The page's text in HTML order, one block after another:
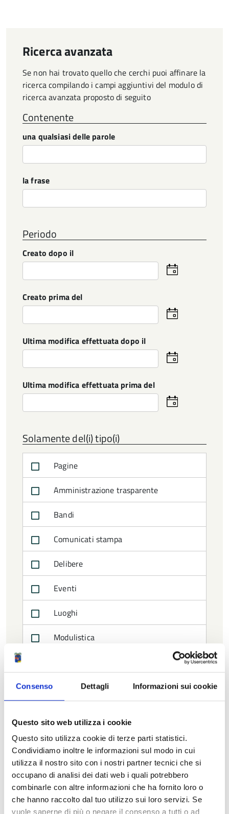
Consenso Dettagli Informazioni sui cookie
Questo sito web utilizza i cookie
Questo sito utilizza cookie di terze parti statistici.
Condividiamo inoltre le informazioni sul modo in cui
utilizza il nostro sito con i nostri partner tecnici che si
occupano di analisi dei dati web i quali potrebbero
combinarle con altre informazioni che ha fornito loro o
che hanno raccolto dal tuo utilizzo sui loro servizi. Se
vuole saperne di più o negare il consenso a tutti o ad
Ricerca avanzata
Se non hai trovato quello che cerchi puoi affinare la
ricerca compilando i campi aggiuntivi del modulo di
ricerca avanzata proposto di seguito
Contenente
una qualsiasi delle parole
la frase
Periodo
Creato dopo il
Seleziona
la
Creato prima del
Seleziona
la
Ultima modifica effettuata dopo il
Seleziona
la
Ultima modifica effettuata prima del
Seleziona
la
Solamente del(i) tipo(i)
Pagine
Amministrazione trasparente
Bandi
Comunicati stampa
Delibere
Eventi
Luoghi
Modulistica
Normativa
Procedimenti
Pubblicazioni
Struttura organizzativa